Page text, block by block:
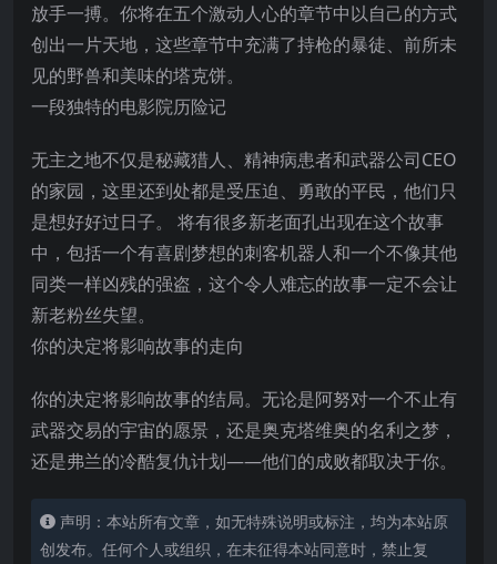
放手一搏。你将在五个激动人心的章节中以自己的方式
创出一片天地，这些章节中充满了持枪的暴徒、前所未
见的野兽和美味的塔克饼。
一段独特的电影院历险记
无主之地不仅是秘藏猎人、精神病患者和武器公司CEO
的家园，这里还到处都是受压迫、勇敢的平民，他们只
是想好好过日子。 将有很多新老面孔出现在这个故事
中，包括一个有喜剧梦想的刺客机器人和一个不像其他
同类一样凶残的强盗，这个令人难忘的故事一定不会让
新老粉丝失望。
你的决定将影响故事的走向
你的决定将影响故事的结局。无论是阿努对一个不止有
武器交易的宇宙的愿景，还是奥克塔维奥的名利之梦，
还是弗兰的冷酷复仇计划——他们的成败都取决于你。
声明：本站所有文章，如无特殊说明或标注，均为本站原
创发布。任何个人或组织，在未征得本站同意时，禁止复